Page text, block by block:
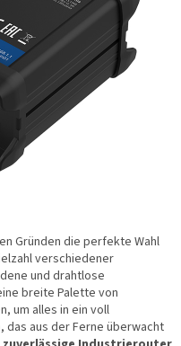
Gründen die perfekte Wahl
verschiedener
und drahtlose
breite Palette von
um alles in ein voll
aus der Ferne überwacht